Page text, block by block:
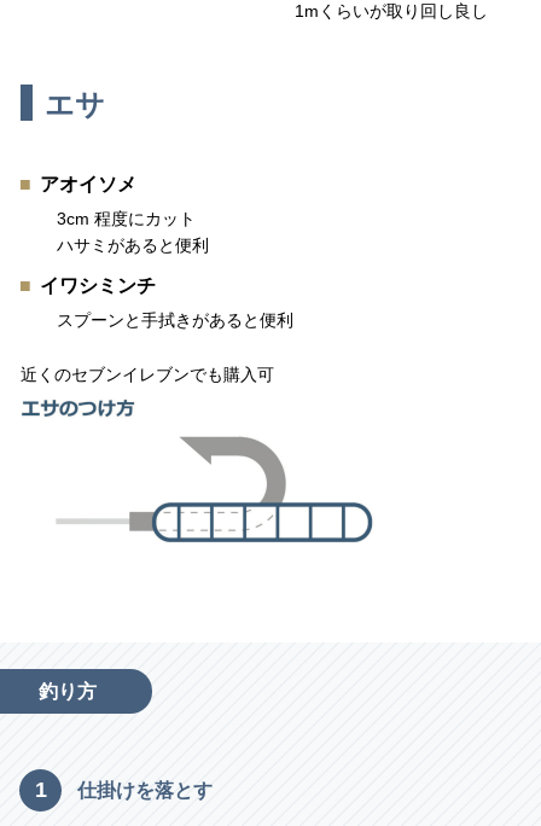
1mくらいが取り回し良し
エサ
アオイソメ
3cm 程度にカット
ハサミがあると便利
イワシミンチ
スプーンと手拭きがあると便利
近くのセブンイレブンでも購入可
釣り方
1 仕掛けを落とす